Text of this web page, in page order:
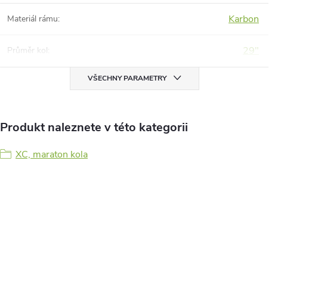
Materiál rámu: Karbon
Průměr kol: 29"
VŠECHNY PARAMETRY
Produkt naleznete v této kategorii
XC, maraton kola